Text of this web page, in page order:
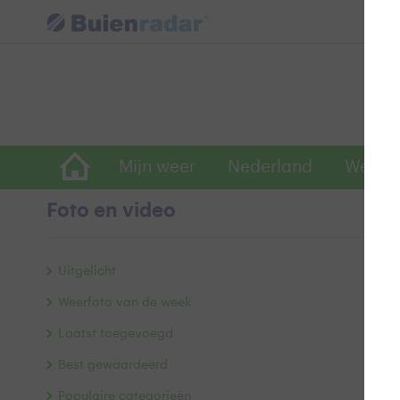
Mijn weer Nederland
Foto en video
Uitgelicht
Weerfoto van de week
Laatst toegevoegd
Best gewaardeerd
Populaire categorieën